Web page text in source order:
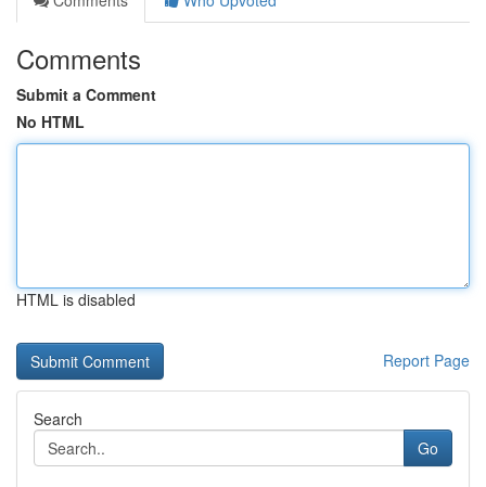
Comments
Submit a Comment
No HTML
HTML is disabled
Report Page
Search
Go